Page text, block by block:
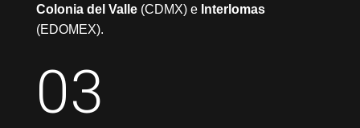
Colonia del Valle(CDMX) e Interlomas
(EDOMEX).
03